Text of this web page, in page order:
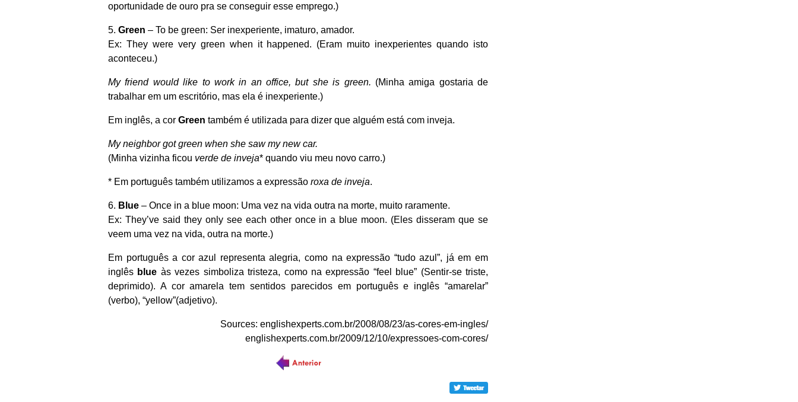
oportunidade de ouro pra se conseguir esse emprego.)
5. Green – To be green: Ser inexperiente, imaturo, amador.
Ex: They were very green when it happened. (Eram muito inexperientes quando isto
aconteceu.)
My friend would like to work in an office, but she is green. (Minha amiga gostaria de
trabalhar em um escritório, mas ela é inexperiente.)
Em inglês, a cor Green também é utilizada para dizer que alguém está com inveja.
My neighbor got green when she saw my new car.
(Minha vizinha ficou verde de inveja* quando viu meu novo carro.)
* Em português também utilizamos a expressão roxa de inveja.
6. Blue – Once in a blue moon: Uma vez na vida outra na morte, muito raramente.
Ex: They’ve said they only see each other once in a blue moon. (Eles disseram que se
veem uma vez na vida, outra na morte.)
Em português a cor azul representa alegria, como na expressão “tudo azul”, já em em
inglês blue às vezes simboliza tristeza, como na expressão “feel blue” (Sentir-se triste,
deprimido). A cor amarela tem sentidos parecidos em português e inglês “amarelar”
(verbo), “yellow”(adjetivo).
Sources: englishexperts.com.br/2008/08/23/as-cores-em-ingles/
englishexperts.com.br/2009/12/10/expressoes-com-cores/